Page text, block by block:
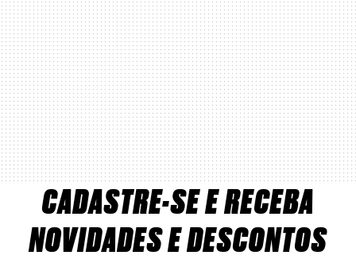
CADASTRE-SE E RECEBA
NOVIDADES E DESCONTOS